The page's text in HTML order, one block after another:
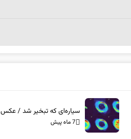
سیاره‌ای که تبخیر شد / عکس
7 ماه پیش